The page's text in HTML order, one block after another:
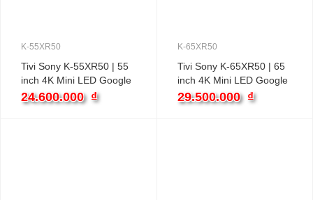
K-55XR50
Tivi Sony K-55XR50 | 55
inch 4K Mini LED Google
24.600.000 ₫
K-65XR50
Tivi Sony K-65XR50 | 65
inch 4K Mini LED Google
29.500.000 ₫